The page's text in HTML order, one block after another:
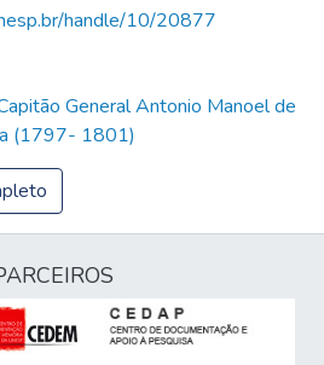
handle/10/20877
General Antonio Manoel de
(1797- 1801)